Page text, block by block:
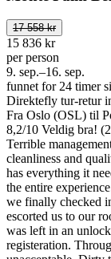
17 558 kr
15 836 kr
per person
9. sep.–16. sep.
funnet for 24 timer
Direktefly tur-retur
Fra Oslo (OSL) til
8,2/10 Veldig bra!
Terrible
cleanliness and
has everything it
the entire
we finally checked
escorted us to our
was left in an
registeration.